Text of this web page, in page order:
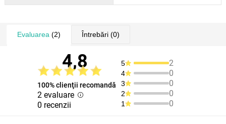
Evaluarea (2) Întrebări(0)
4,8
100% clienţii recomandă
2 evaluare
0 recenzii
5 2
4 0
3 0
2 0
1 0